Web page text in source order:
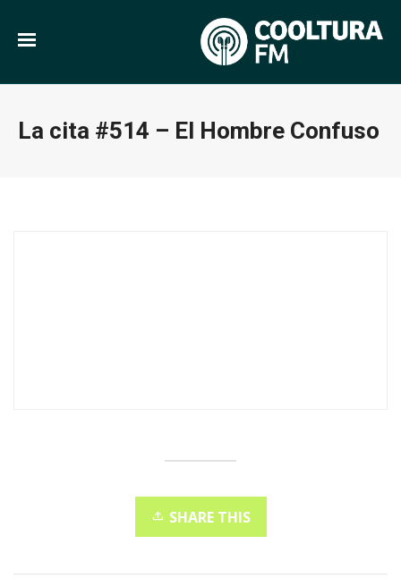
La cita #514 – El Hombre Confuso
SHARE THIS